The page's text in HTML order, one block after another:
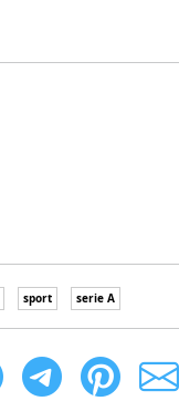
sport serie A